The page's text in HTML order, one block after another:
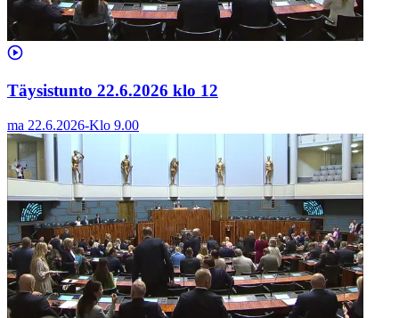
Täysistunto 22.6.2026 klo 12
ma 22.6.2026-Klo 9.00